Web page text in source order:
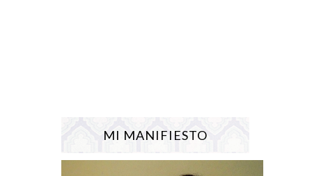
MI MANIFIESTO